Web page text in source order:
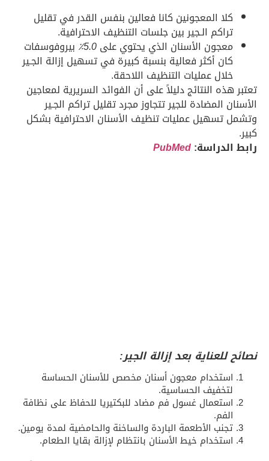
كلا المعجونين كانا فعالين بنفس القدر في تقليل
تراكم الـجير بين جلسات التنظيف الاحترافية.
معجون الأسنان الذي يحتوي على5.0٪ بيروفوسفات
كان أكثر فعالية بنسبة كبيرة في تسهيل إزالة الجـير
خلال عمليات التنظيف اللاحقة.
تعتبر هذه النتائج دليلاً على أن الفوائد السريرية لمعاجين
الأسنان المضادة للجير تتجاوز مجرد تقليل تراكم الجـير
وتشمل تسهيل عمليات تنظيف الأسنان الاحترافية بشكل
كبير.
رابط الدراسة:PubMed
نصائح للعناية بعد إزالة الجير:
استخدام معجون أسنان مخصص للأسنان الحساسة
لتخفيف الحساسية.
استعمال غسول فم مضاد للبكتيريا للحفاظ على نظافة
الفم.
تجنب الأطعمة الباردة والساخنة والحامضية لمدة يومين.
استخدام خيط الأسنان بانتظام لإزالة بقايا الطعام.